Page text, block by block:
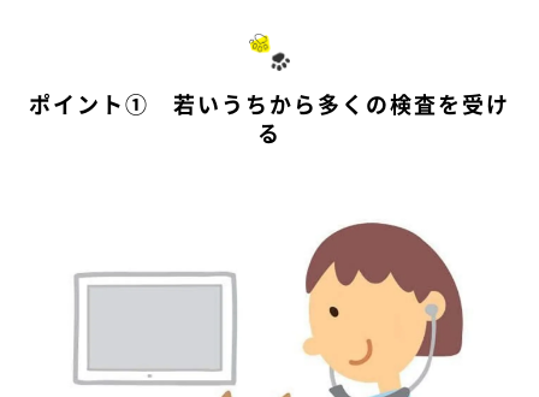
ポイント① 若いうちから多くの検査を受け
る